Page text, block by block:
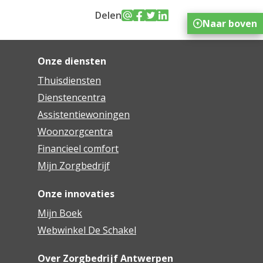
Delen
Onze diensten
Thuisdiensten
Dienstencentra
Assistentiewoningen
Woonzorgcentra
Financieel comfort
Mijn Zorgbedrijf
Onze innovaties
Mijn Boek
Webwinkel De Schakel
Over Zorgbedrijf Antwerpen
Naar boven